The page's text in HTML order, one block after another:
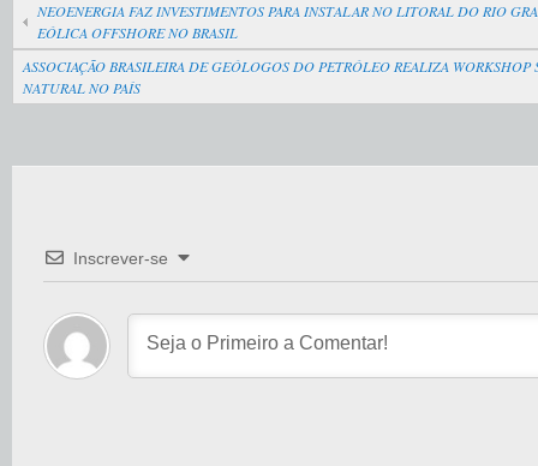
NEOENERGIA FAZ INVESTIMENTOS PARA INSTALAR NO LITORAL DO RIO
EÓLICA OFFSHORE NO BRASIL
ASSOCIAÇÃO BRASILEIRA DE GEÓLOGOS DO PETRÓLEO REALIZA WORKSHOP
NATURAL NO PAÍS
Inscrever-se